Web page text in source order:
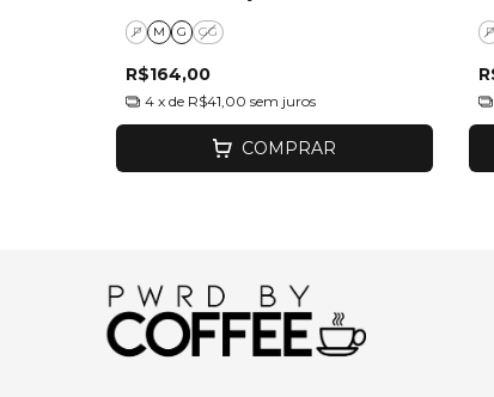
P M G GG
R$164,00
4 x de R$41,00 sem juros
COMPRAR
P